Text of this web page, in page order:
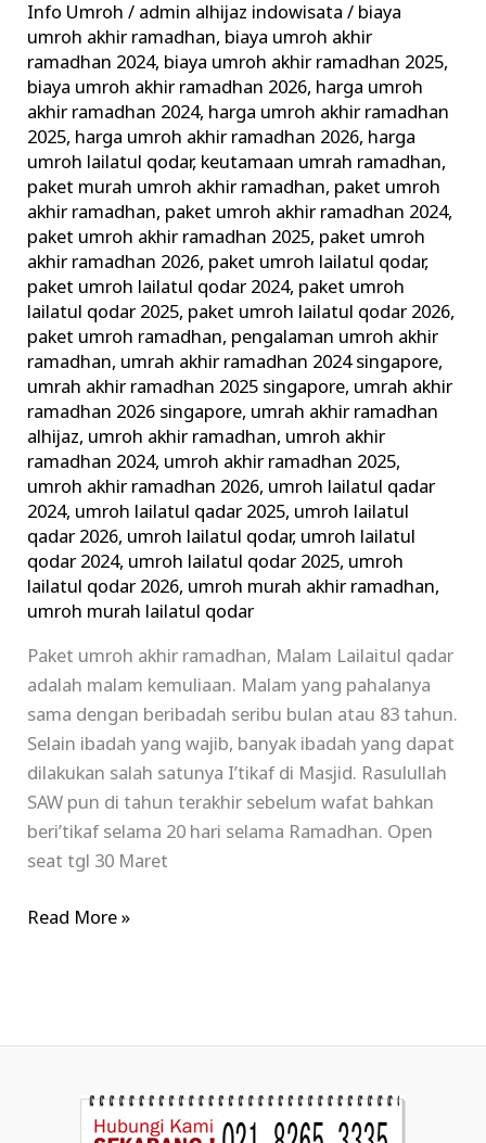
Info Umroh / admin alhijaz indowisata/ biaya
umroh akhir ramadhan, biaya umroh akhir
ramadhan 2024, biaya umroh akhir ramadhan 2025,
biaya umroh akhir ramadhan 2026, harga umroh
akhir ramadhan 2024, harga umroh akhir ramadhan
2025, harga umroh akhir ramadhan 2026, harga
umroh lailatul qodar, keutamaan umrah ramadhan,
paket murah umroh akhir ramadhan, paket umroh
akhir ramadhan, paket umroh akhir ramadhan 2024,
paket umroh akhir ramadhan 2025, paket umroh
akhir ramadhan 2026, paket umroh lailatul qodar,
paket umroh lailatul qodar 2024, paket umroh
lailatul qodar 2025, paket umroh lailatul qodar 2026,
paket umroh ramadhan, pengalaman umroh akhir
ramadhan, umrah akhir ramadhan 2024 singapore,
umrah akhir ramadhan 2025 singapore, umrah akhir
ramadhan 2026 singapore, umrah akhir ramadhan
alhijaz, umroh akhir ramadhan, umroh akhir
ramadhan 2024, umroh akhir ramadhan 2025,
umroh akhir ramadhan 2026, umroh lailatul qadar
2024, umroh lailatul qadar 2025, umroh lailatul
qadar 2026, umroh lailatul qodar, umroh lailatul
qodar 2024, umroh lailatul qodar 2025, umroh
lailatul qodar 2026, umroh murah akhir ramadhan,
umroh murah lailatul qodar
Paket umroh akhir ramadhan, Malam Lailaitul qadar
adalah malam kemuliaan. Malam yang pahalanya
sama dengan beribadah seribu bulan atau 83 tahun.
Selain ibadah yang wajib, banyak ibadah yang dapat
dilakukan salah satunya I’tikaf di Masjid. Rasulullah
SAW pun di tahun terakhir sebelum wafat bahkan
beri’tikaf selama 20 hari selama Ramadhan. Open
seat tgl 30 Maret
Nikmatnya
Lailatul
Qadar
di
Depan
Ka’bah
Read More »